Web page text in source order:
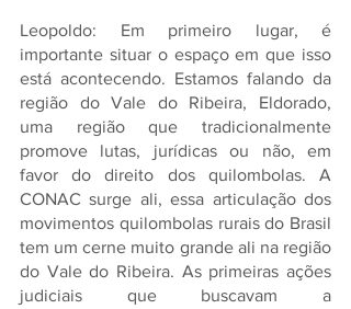
Leopoldo: Em primeiro lugar, é
importante situar o espaço em que isso
está acontecendo. Estamos falando da
região do Vale do Ribeira, Eldorado,
uma região que tradicionalmente
promove lutas, jurídicas ou não, em
favor do direito dos quilombolas. A
CONAC surge ali, essa articulação dos
movimentos quilombolas rurais do Brasil
tem um cerne muito grande ali na região
do Vale do Ribeira. As primeiras ações
judiciais que buscavam a